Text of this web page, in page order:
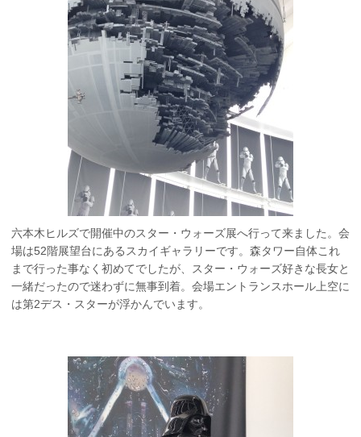
六本木ヒルズで開催中のスター・ウォーズ展へ行って来ました。会
場は52階展望台にあるスカイギャラリーです。森タワー自体これ
まで行った事なく初めてでしたが、スター・ウォーズ好きな長女と
一緒だったので迷わずに無事到着。会場エントランスホール上空に
は第2デス・スターが浮かんでいます。